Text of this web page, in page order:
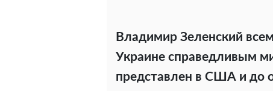
Владимир Зеленский
Украине справедливым
представлен в США и до